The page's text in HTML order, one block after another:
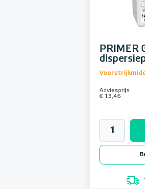
PRIMER
Adviesprijs
€ 13,46